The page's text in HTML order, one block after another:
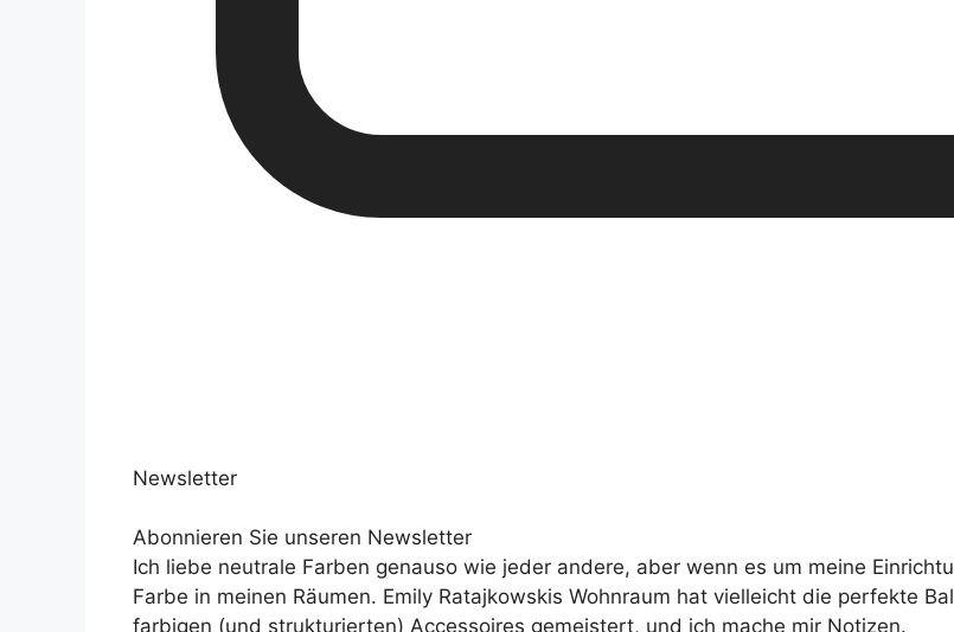
Newsletter
Abonnieren Sie unseren Newsletter
Ich liebe neutrale Farben genauso wie jeder andere, aber wenn es um meine
Farbe in meinen Räumen. Emily Ratajkowskis Wohnraum hat vielleicht die perfekte
farbigen (und strukturierten) Accessoires gemeistert, und ich mache mir Notizen.